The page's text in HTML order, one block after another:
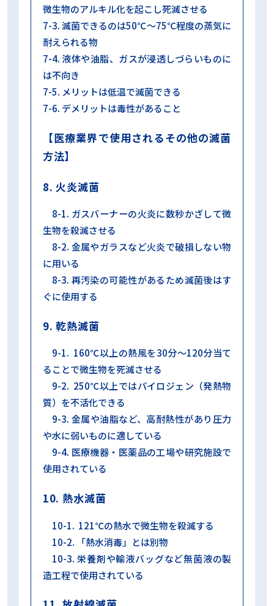
微生物のアルキル化を起こし死滅させる
7-3. 滅菌できるのは50℃～75℃程度の蒸気に
耐えられる物
7-4. 液体や油脂、ガスが浸透しづらいものに
は不向き
7-5. メリットは低温で滅菌できる
7-6. デメリットは毒性があること
【医療業界で使用されるその他の滅菌
方法】
8. 火炎滅菌
8-1. ガスバーナーの火炎に数秒かざして微
生物を殺滅させる
8-2. 金属やガラスなど火炎で破損しない物
に用いる
8-3. 再汚染の可能性があるため滅菌後はす
ぐに使用する
9. 乾熱滅菌
9-1. 160℃以上の熱風を30分～120分当て
ることで微生物を死滅させる
9-2. 250℃以上ではパイロジェン（発熱物
質）を不活化できる
9-3. 金属や油脂など、高耐熱性があり圧力
や水に弱いものに適している
9-4. 医療機器・医薬品の工場や研究施設で
使用されている
10. 熱水滅菌
10-1. 121℃の熱水で微生物を殺滅する
10-2. 「熱水消毒」とは別物
10-3. 栄養剤や輸液バッグなど無菌液の製
造工程で使用されている